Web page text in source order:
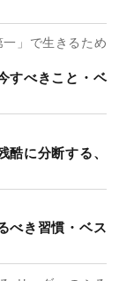
」で生きるため
すべきこと・ベ
に分断する、
べき習慣・ベス